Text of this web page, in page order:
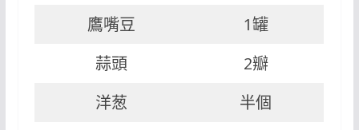
鷹嘴豆
1罐
蒜頭
2瓣
洋葱
半個